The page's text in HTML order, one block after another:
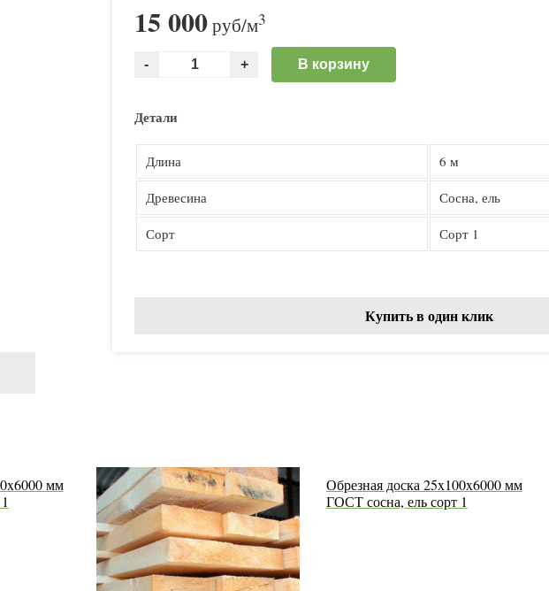
15 000руб/м3
В корзину
Детали
Длина 6 м
Древесина Сосна, ель
Сорт Сорт 1
Купить в один клик
мм
Обрезная доска 25x100x6000 мм
ГОСТ сосна, ель сорт 1